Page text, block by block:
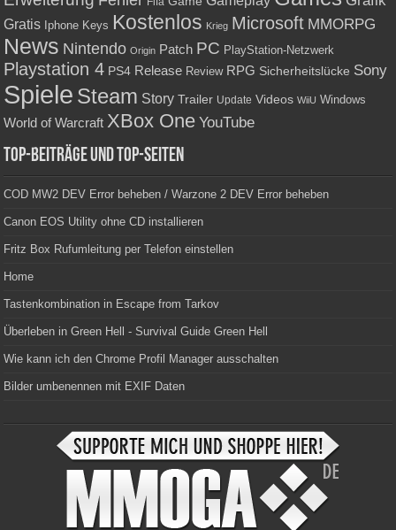
Gratis Iphone Keys Kostenlos Krieg Microsoft MMORPG
News Nintendo Origin Patch PC PlayStation-Netzwerk
Playstation 4 PS4 Release Review RPG Sicherheitslücke Sony
Spiele Steam Story Trailer Update Videos WiiU Windows
World of Warcraft XBox One YouTube
Top-Beiträge und Top-Seiten
COD MW2 DEV Error beheben / Warzone 2 DEV Error beheben
Canon EOS Utility ohne CD installieren
Fritz Box Rufumleitung per Telefon einstellen
Home
Tastenkombination in Escape from Tarkov
Überleben in Green Hell - Survival Guide Green Hell
Wie kann ich den Chrome Profil Manager ausschalten
Bilder umbenennen mit EXIF Daten